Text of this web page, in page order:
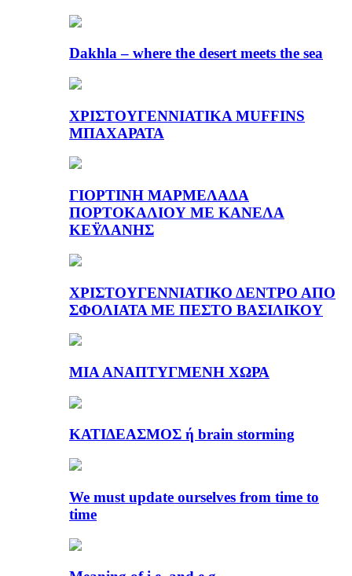
Dakhla – where the desert meets the sea
ΧΡΙΣΤΟΥΓΕΝΝΙΑΤΙΚΑ MUFFINS
ΜΠΑΧΑΡΑΤΑ
ΓΙΟΡΤΙΝΗ ΜΑΡΜΕΛΑΔΑ
ΠΟΡΤΟΚΑΛΙΟΥ ΜΕ ΚΑΝΕΛΑ
ΚΕΫΛΑΝΗΣ
ΧΡΙΣΤΟΥΓΕΝΝΙΑΤΙΚΟ ΔΕΝΤΡΟ ΑΠΟ
ΣΦΟΛΙΑΤΑ ΜΕ ΠΕΣΤΟ ΒΑΣΙΛΙΚΟΥ
ΜΙΑ ΑΝΑΠΤΥΓΜΕΝΗ ΧΩΡΑ
ΚΑΤΙΔΕΑΣΜΟΣ ή brain storming
We must update ourselves from time to
time